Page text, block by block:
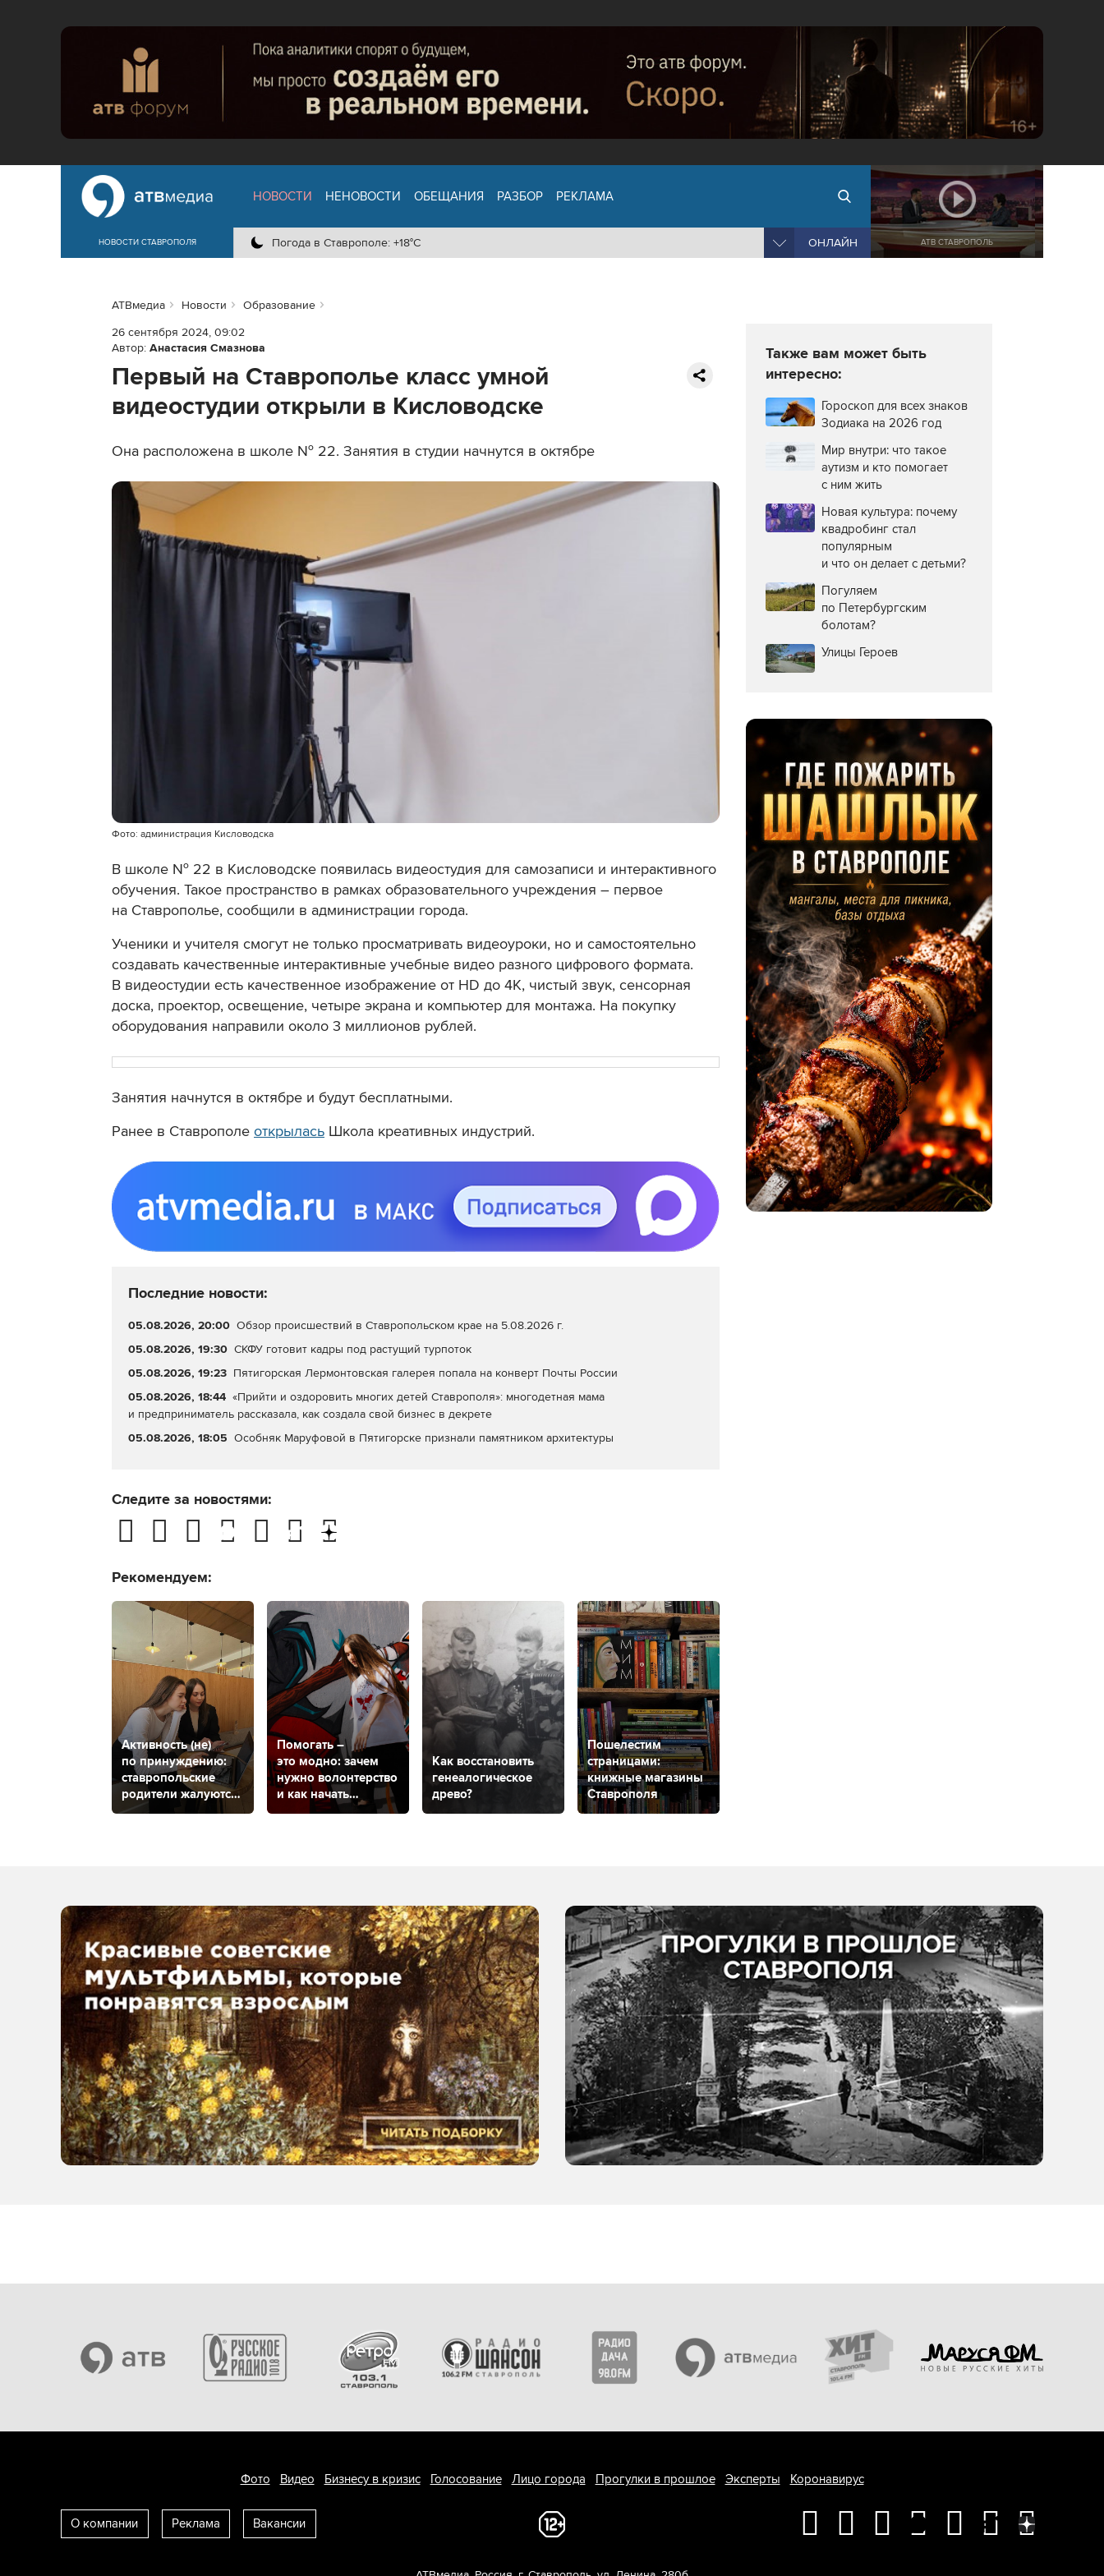
НОВОСТИ СТАВРОПОЛЯ
НОВОСТИ НЕНОВОСТИ ОБЕЩАНИЯ РАЗБОР РЕКЛАМА
Погода в Ставрополе: +18°C ОНЛАЙН АТВ СТАВРОПОЛЬ
АТВмедиа Новости
Образование
26 сентября 2024, 09:02
Автор: Анастасия Смазнова
Первый на Ставрополье класс умной
видеостудии открыли в Кисловодске
Она расположена в школе № 22. Занятия в студии начнутся в октябре
Фото: администрация Кисловодска
В школе № 22 в Кисловодске появилась видеостудия для самозаписи и интерактивного
обучения. Такое пространство в рамках образовательного учреждения – первое
на Ставрополье, сообщили в администрации города.
Ученики и учителя смогут не только просматривать видеоуроки, но и самостоятельно
создавать качественные интерактивные учебные видео разного цифрового формата.
В видеостудии есть качественное изображение от HD до 4K, чистый звук, сенсорная
доска, проектор, освещение, четыре экрана и компьютер для монтажа. На покупку
оборудования направили около 3 миллионов рублей.
Занятия начнутся в октябре и будут бесплатными.
Ранее в Ставрополе открылась Школа креативных индустрий.
Последние новости:
05.08.2026, 20:00 Обзор происшествий в Ставропольском крае на 5.08.2026 г.
05.08.2026, 19:30 СКФУ готовит кадры под растущий турпоток
05.08.2026, 19:23 Пятигорская Лермонтовская галерея попала на конверт Почты России
05.08.2026, 18:44 «Прийти и оздоровить многих детей Ставрополя»: многодетная мама
и предприниматель рассказала, как создала свой бизнес в декрете
05.08.2026, 18:05 Особняк Маруфовой в Пятигорске признали памятником архитектуры
Следите за новостями:
Рекомендуем:
Активность (не)
по принуждению:
ставропольские
родители жалуются
на школьные чаты
Помогать –
это модно: зачем
нужно волонтерство
и как начать
им заниматься
Как восстановить
генеалогическое
древо?
Пошелестим
страницами:
книжные магазины
Ставрополя
Также вам может быть
интересно:
Гороскоп для всех знаков
Зодиака на 2026 год
Мир внутри: что такое
аутизм и кто помогает
с ним жить
Новая культура: почему
квадробинг стал
популярным
и что он делает с детьми?
Погуляем
по Петербургским
болотам?
Улицы Героев
Фото Видео Бизнесу в кризис Голосование Лицо города Прогулки в прошлое Эксперты Коронавирус
О компании Реклама Вакансии